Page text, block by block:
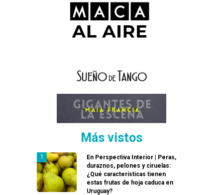
Más vistos
En Perspectiva Interior | Peras,
duraznos, pelones y ciruelas:
¿Qué características tienen
estas frutas de hoja caduca en
Uruguay?